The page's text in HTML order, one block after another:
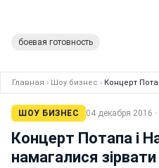
боевая готовность
Главная › Шоу бизнес › Концерт
ШОУ БИЗНЕС 04 декабря 2016
Концерт Потапа і
намагалися зірвати